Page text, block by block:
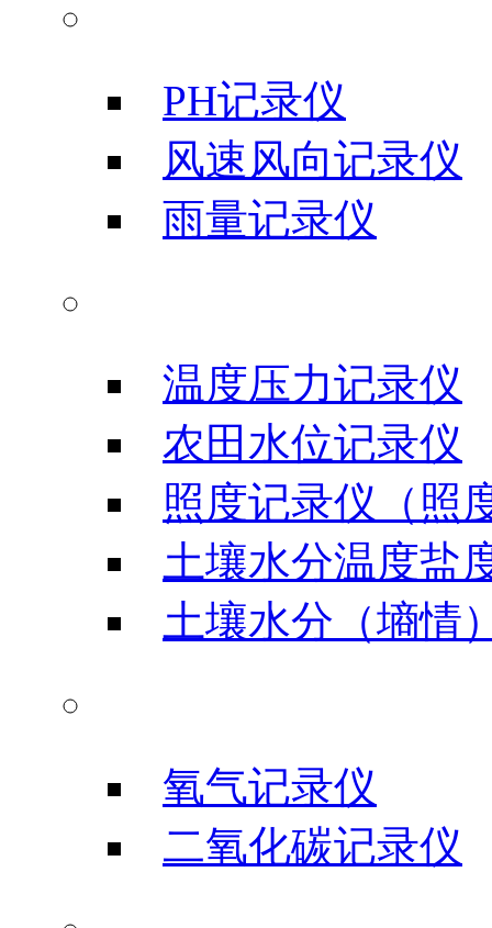
PH记录仪
风速风向记录仪
雨量记录仪
温度压力记录仪
农田水位记录仪
照度记录仪（照
土壤水分温度盐
土壤水分（墒情
氧气记录仪
二氧化碳记录仪